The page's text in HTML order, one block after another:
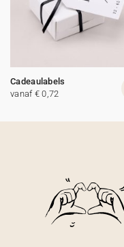
Cadeaulabels
vanaf € 0,72